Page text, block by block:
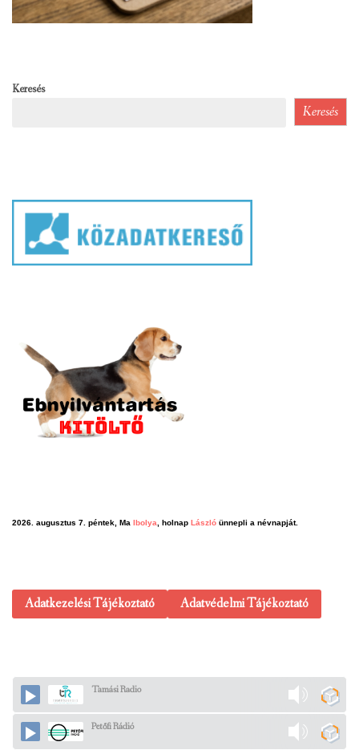
Keresés
Keresés
2026. augusztus 7. péntek, Ma Ibolya, holnap László ünnepli a névnapját.
Adatkezelési Tájékoztató Adatvédelmi Tájékoztató
Tamási Radio
Petőfi Rádió